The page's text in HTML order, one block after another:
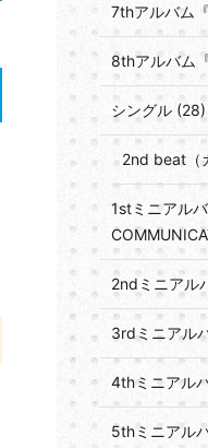
7thアルバム
8thアルバム
シングル (28)
2nd beat（
1stミニアル
2ndミニアル
3rdミニアル
4thミニアル
5thミニアル